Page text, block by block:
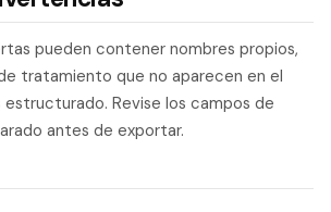
pueden contener nombres propios,
tratamiento que no aparecen en el
Revise los campos de
antes de exportar.